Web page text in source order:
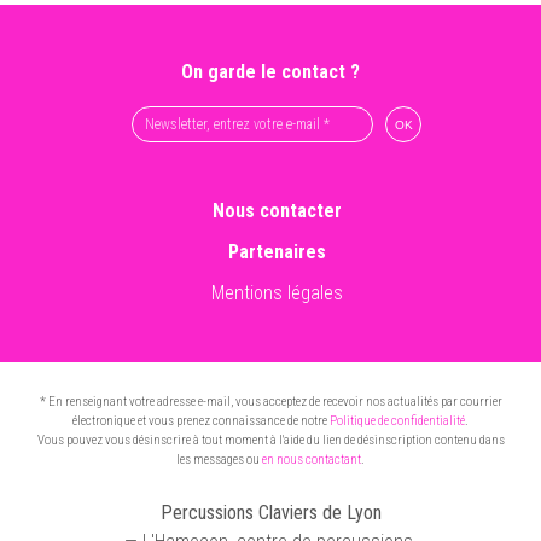
On garde le contact ?
Nous contacter
Partenaires
Mentions légales
* En renseignant votre adresse e-mail, vous acceptez de recevoir nos actualités par courrier
électronique et vous prenez connaissance de notre Politique de confidentialité.
Vous pouvez vous désinscrire à tout moment à l'aide du lien de désinscription contenu dans
les messages ou en nous contactant.
Percussions Claviers de Lyon